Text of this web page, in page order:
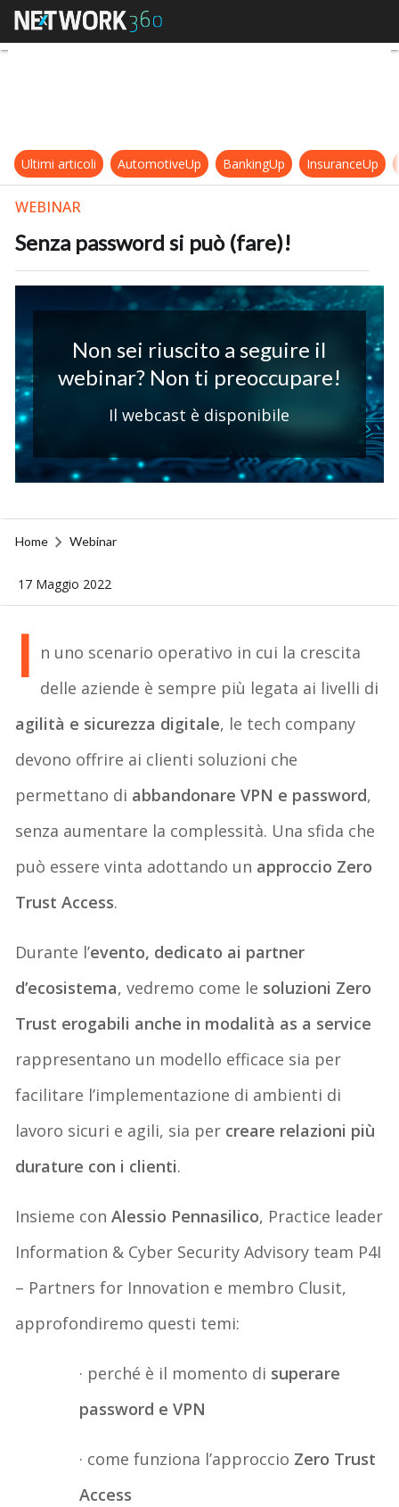
Senza password si può (fare)!
Ultimi articoli AutomotiveUp BankingUp InsuranceUp
WEBINAR
Senza password si può (fare)!
Non sei riuscito a seguire il
webinar? Non ti preoccupare!
Il webcast è disponibile
Home Webinar
17 Maggio 2022
I n uno scenario operativo in cui la crescita
delle aziende è sempre più legata ai livelli di
agilità e sicurezza digitale, le tech company
devono offrire ai clienti soluzioni che
permettano di abbandonare VPN e password,
senza aumentare la complessità. Una sfida che
può essere vinta adottando un approccio Zero
Trust Access.
Durante l’evento, dedicato ai partner
d’ecosistema, vedremo come le soluzioni Zero
Trust erogabili anche in modalità as a service
rappresentano un modello efficace sia per
facilitare l’implementazione di ambienti di
lavoro sicuri e agili, sia per creare relazioni più
durature con i clienti.
Insieme conAlessio Pennasilico, Practice leader
Information & Cyber Security Advisory team P4I
– Partners for Innovation e membro Clusit,
approfondiremo questi temi:
· perché è il momento di superare
password e VPN
· come funziona l’approccio Zero Trust
Access